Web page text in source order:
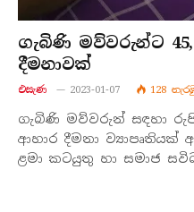
ගැබිණි මව්වරුන්ට
දීමනාවක්
එසැණ 2023-01-07 128
ගැබිණි මව්වරුන් සඳහා
ආහාර දීමනා
ළමා කටයුතු හා සමාජ